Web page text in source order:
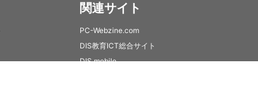
関連サイト
PC-Webzine.com
DIS教育ICT総合サイト
DIS mobile